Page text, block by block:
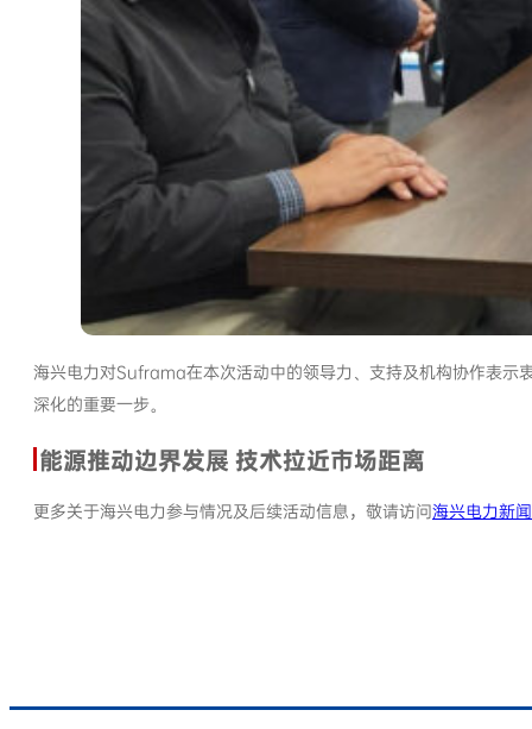
海兴电力对Suframa在本次活动中的领导力、支持及机构协作表示
深化的重要一步。
能源推动边界发展 技术拉近市场距离
更多关于海兴电力参与情况及后续活动信息，敬请访问海兴电力新